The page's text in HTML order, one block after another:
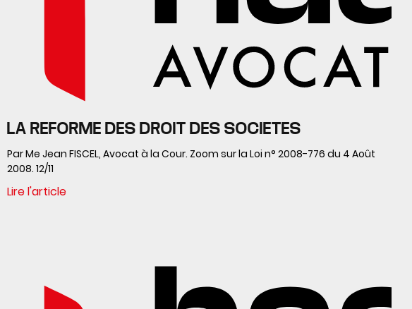
LA REFORME DES DROIT DES SOCIETES
Par Me Jean FISCEL, Avocat à la Cour. Zoom sur la Loi n° 2008-776 du 4 Août
2008. 12/11
Lire l'article